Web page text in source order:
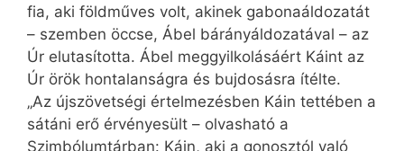
fia, aki földműves volt, akinek gabonaáldozatát
– szemben öccse, Ábel bárányáldozatával – az
Úr elutasította. Ábel meggyilkolásáért Káint az
Úr örök hontalanságra és bujdosásra ítélte.
„Az újszövetségi értelmezésben Káin tettében a
sátáni erő érvényesült – olvasható a
Szimbólumtárban: Káin, aki a gonosztól való